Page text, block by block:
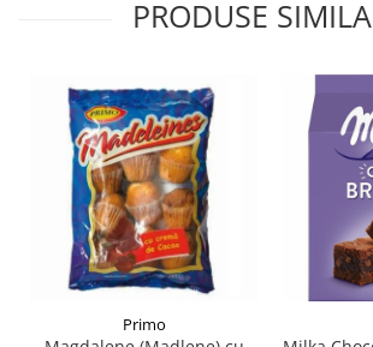
PRODUSE
Primo